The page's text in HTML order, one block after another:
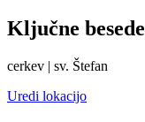
Ključne besede
cerkev | sv. Štefan
Uredi lokacijo